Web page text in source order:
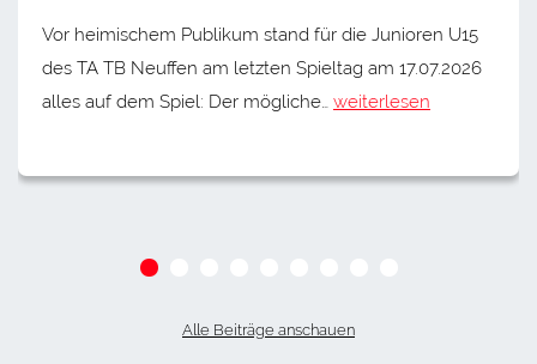
Vor heimischem Publikum stand für die Junioren U15
des TA TB Neuffen am letzten Spieltag am 17.07.2026
alles auf dem Spiel: Der mögliche… weiterlesen
Alle Beiträge anschauen